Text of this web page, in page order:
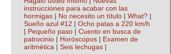
instrucciones para acabar con las
hormigas
No necesito un título What?
Sueño azul #12
Ocho patas a 220 km/h
Pequeño paso
Cuento en busca de
patrocinio
Horóscopos
Examen de
aritmética
Seis lechugas